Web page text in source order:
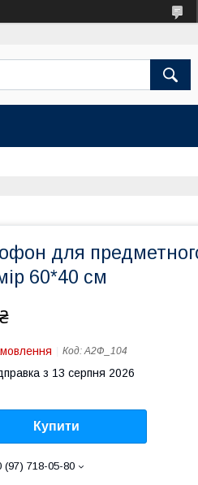
для
60*40 см
Код:А2Ф_104
з 13 серпня 2026
Купити
(97) 718-05-80